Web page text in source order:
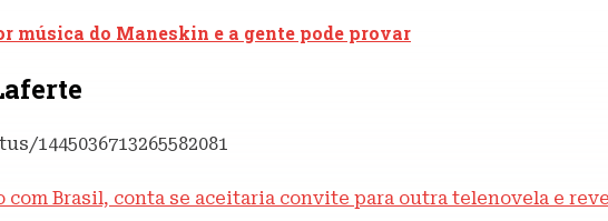
música do Maneskin e a gente pode provar
com Brasil, conta se aceitaria convite para outra telenovela e